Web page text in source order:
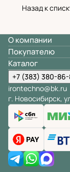
Назад к
О компании
Покупателю
Каталог
+7 (383) 380-
irontechno@bk.ru
г. Новосибирск,